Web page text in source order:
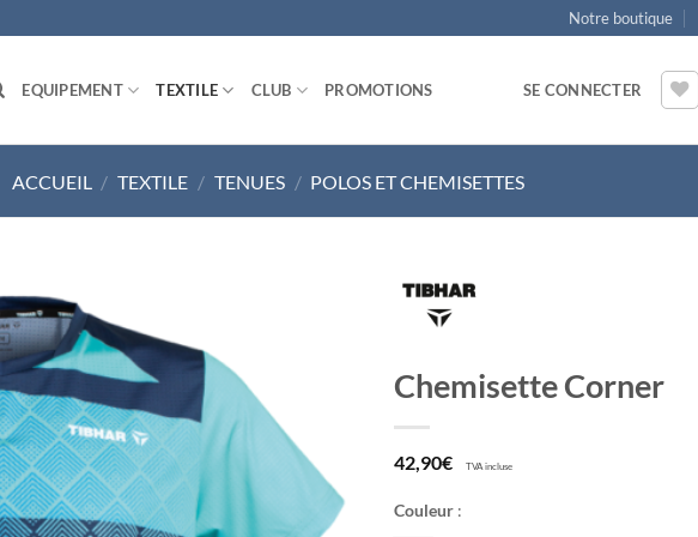
Notre boutique
EQUIPEMENT TEXTILE CLUB PROMOTIONS SE CONNECTER
ACCUEIL / TEXTILE / TENUES / POLOS ET CHEMISETTES
Chemisette Corner
42,90€ TVA incluse
Couleur :